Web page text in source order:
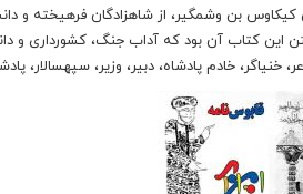
کتاب آن بود که آداب جنگ، کشورداری و
خنیاگر، خادم پادشاه، دبیر، وزیر، سپهسالار،